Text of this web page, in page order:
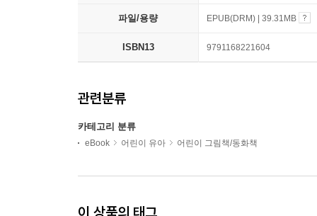
파일/용량 EPUB(DRM) | 39.31MB
ISBN13 9791168221604
관련분류
카테고리 분류
eBook 어린이 유아 어린이 그림책/동화책
이 상품의 태그